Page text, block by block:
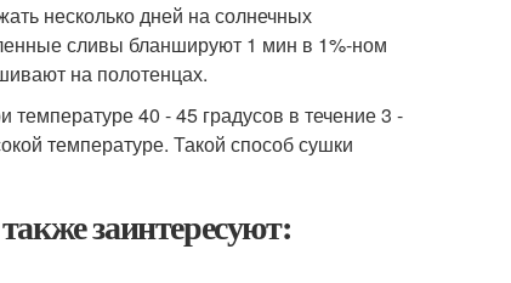
несколько дней на солнечных
сливы бланшируют 1 мин в 1%-ном
на полотенцах.
40 - 45 градусов в течение 3 -
температуре. Такой способ сушки
заинтересуют: